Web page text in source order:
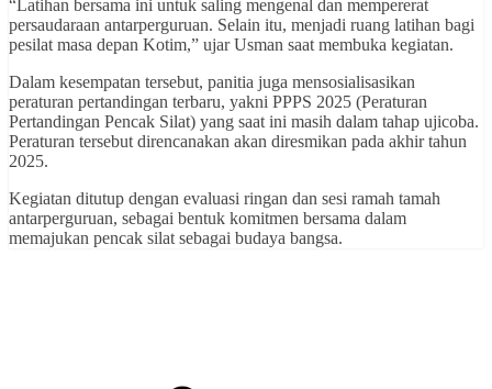
“Latihan bersama ini untuk saling mengenal dan mempererat
persaudaraan antarperguruan. Selain itu, menjadi ruang latihan bagi
pesilat masa depan Kotim,” ujar Usman saat membuka kegiatan.
Dalam kesempatan tersebut, panitia juga mensosialisasikan
peraturan pertandingan terbaru, yakni PPPS 2025 (Peraturan
Pertandingan Pencak Silat) yang saat ini masih dalam tahap ujicoba.
Peraturan tersebut direncanakan akan diresmikan pada akhir tahun
2025.
Kegiatan ditutup dengan evaluasi ringan dan sesi ramah tamah
antarperguruan, sebagai bentuk komitmen bersama dalam
memajukan pencak silat sebagai budaya bangsa.